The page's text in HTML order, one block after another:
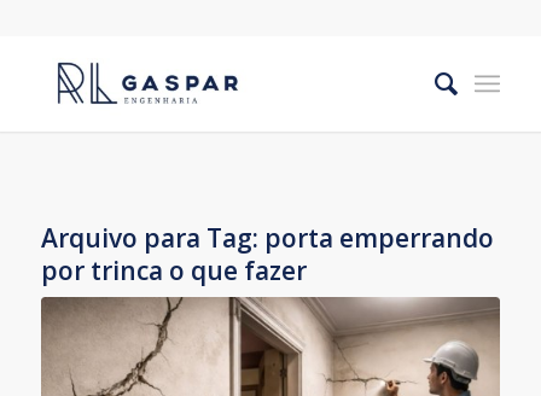
Arquivo para Tag: porta emperrando
por trinca o que fazer